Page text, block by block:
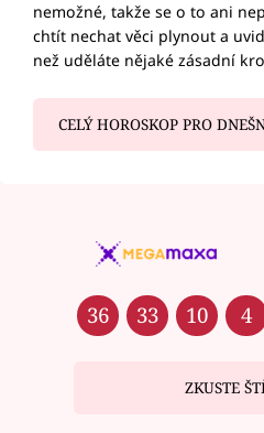
nemožné, takže se o to ani
chtít nechat věci plynout a
než uděláte nějaké zásadní
CELÝ HOROSKOP PRO
36 33 10 4
ZKUSTE